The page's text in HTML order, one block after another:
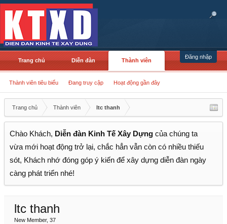
Đăng nhập
Trang chủ Diễn đàn Thành viên
Thành viên tiêu biểu Đang truy cập Hoạt động gần đây
Trang chủ Thành viên ltc thanh
Chào Khách, Diễn đàn Kinh Tế Xây Dựng của chúng ta
vừa mới hoạt động trở lại, chắc hẳn vẫn còn có nhiều thiếu
sót, Khách nhớ đóng góp ý kiến để xây dựng diễn đàn ngày
càng phát triển nhé!
ltc thanh
New Member, 37